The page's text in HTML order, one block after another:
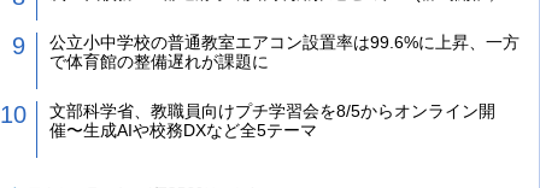
公立小中学校の普通教室エアコン設置率は99.6%に上昇、一方
で体育館の整備遅れが課題に
文部科学省、教職員向けプチ学習会を8/5からオンライン開
催〜生成AIや校務DXなど全5テーマ